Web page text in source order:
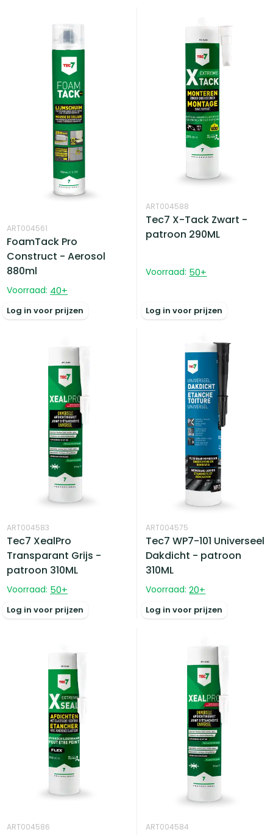
ART004561
FoamTack Pro
Construct - Aerosol
880ml
Voorraad: 40+
Log in voor prijzen
ART004588
Tec7 X-Tack Zwart -
patroon 290ML
Voorraad: 50+
Log in voor prijzen
ART004583
Tec7 XealPro
Transparant Grijs -
patroon 310ML
Voorraad: 50+
Log in voor prijzen
ART004575
Tec7 WP7-101 Universeel
Dakdicht - patroon
310ML
Voorraad: 20+
Log in voor prijzen
ART004586 ART004584